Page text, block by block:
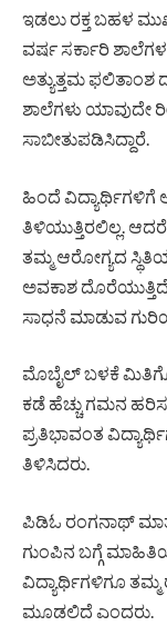
ಇಡಲು ರಕ್ತ ಬಹಳ
ವರ್ಷ ಸರ್ಕಾರಿ
ಅತ್ಯುತ್ತಮ ಫಲಿತಾಂಶ
ಶಾಲೆಗಳು ಯಾವುದೇ
ಸಾಬೀತುಪಡಿಸಿದ್ದಾರೆ.
ಹಿಂದೆ ವಿದ್ಯಾರ್ಥಿಗಳಿಗೆ
ತಿಳಿಯುತ್ತಿರಲಿಲ್ಲ.
ತಮ್ಮ ಆರೋಗ್ಯದ
ಅವಕಾಶ
ಸಾಧನೆ ಮಾಡುವ
ಮೊಬೈಲ್ ಬಳಕೆ
ಕಡೆ ಹೆಚ್ಚು ಗಮನ
ಪ್ರತಿಭಾವಂತ
ತಿಳಿಸಿದರು.
ಪಿಡಿಓ ರಂಗನಾಥ್
ಗುಂಪಿನ ಬಗ್ಗೆ
ವಿದ್ಯಾರ್ಥಿಗಳಿಗೂ ತಮ್ಮ
ಮೂಡಲಿದೆ ಎಂದರು.